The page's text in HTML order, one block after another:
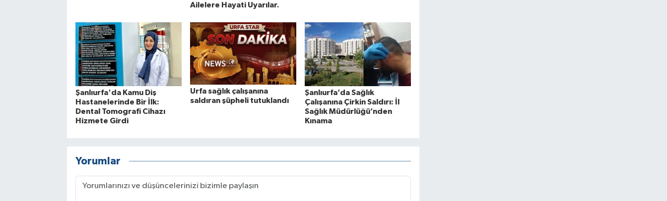
Ailelere Hayati Uyarılar.
Şanlıurfa'da Kamu Diş
Hastanelerinde Bir İlk:
Dental Tomografi Cihazı
Hizmete Girdi
Urfa sağlık çalışanına
saldıran şüpheli tutuklandı
Şanlıurfa’da Sağlık
Çalışanına Çirkin Saldırı: İl
Sağlık Müdürlüğü’nden
Kınama
Yorumlar